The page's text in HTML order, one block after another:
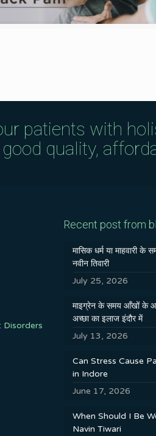
patients with
quality,
Disorders
Recent post from
मासिक धर्म या माहवारी के
नवीन तिवारी
July 25, 2026
माइग्रेन के समय आँखों के
अच्छा का इलाज इंदौर में
July 13, 2026
Can Stress Cause
in Indore
June 17, 2026
When Should I Be
Navin Tiwari